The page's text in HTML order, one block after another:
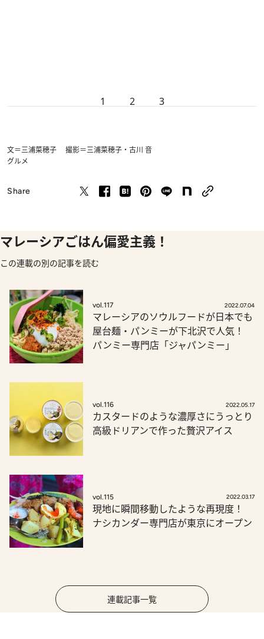
1 2 3
文＝三浦菜穂子 撮影＝三浦菜穂子・古川 音
グルメ
Share
マレーシアごはん偏愛主義！
この連載の別の記事を読む
vol.117 2022.07.04
マレーシアのソウルフードが日本でも
屋台麺・パンミーが下北沢で人気！
パンミー専門店「ジャパンミー」
vol.116 2022.05.17
カスタードのような濃厚さにうっとり
高級ドリアンで作った贅沢アイス
vol.115 2022.03.17
現地に瞬間移動したような再現度！
ナシカンダー専門店が東京にオープン
連載記事一覧